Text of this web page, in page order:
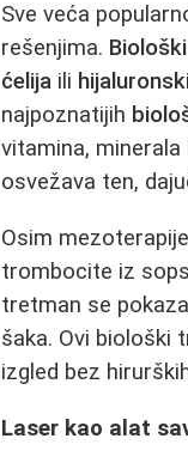
Sve veća
rešenjima.
ćelija ili
najpoznatijih
vitamina,
osvežava ten,
Osim
trombocite iz
tretman se
šaka. Ovi biološki
izgled bez
Laser kao alat